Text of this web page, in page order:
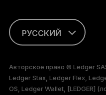
РУССКИЙ
FRANÇAIS
Авторское право © Ledger
Ledger Stax, Ledger Flex,
OS, Ledger Wallet, [LEDGER]